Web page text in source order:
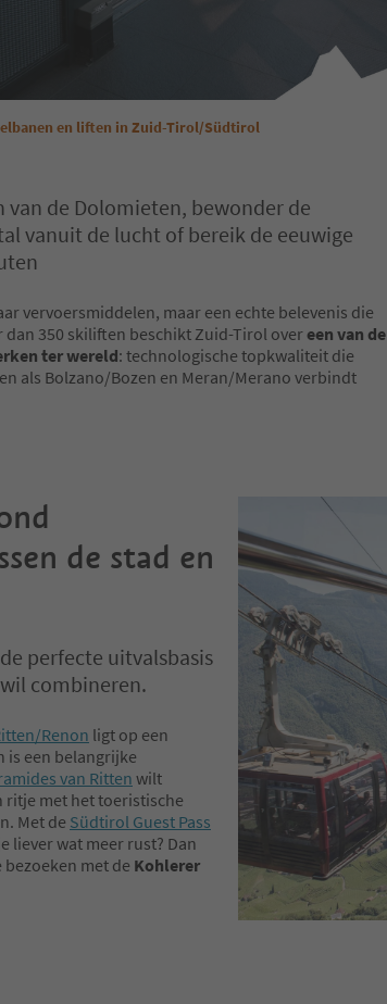
en liften in Zuid-Tirol/Südtirol
de Dolomieten, bewonder de
vanuit de lucht of bereik de eeuwige
vervoersmiddelen, maar een echte belevenis die
350 skiliften beschikt Zuid-Tirol overeen van de
ter wereld: technologische topkwaliteit die
als Bolzano/Bozen en Meran/Merano verbindt
de stad en
perfecte uitvalsbasis
combineren.
Renon ligt op een
is een belangrijke
van Rittenwilt
ritje met het toeristische
Met de Südtirol Guest Pass
liever wat meer rust? Dan
met de Kohlerer